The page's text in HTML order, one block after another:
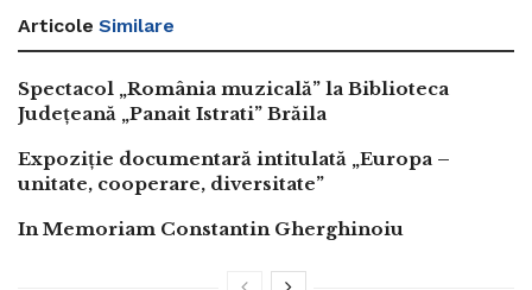
Articole Similare
Spectacol „România muzicală” la Biblioteca
Județeană „Panait Istrati” Brăila
Expoziție documentară intitulată „Europa –
unitate, cooperare, diversitate”
In Memoriam Constantin Gherghinoiu